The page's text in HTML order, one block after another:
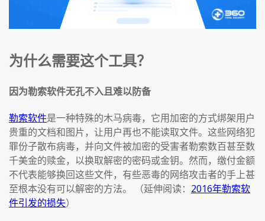
为什么需要这个工具？
因为勒索软件无孔不入且难以防备
勒索软件是一种特殊的木马病毒，它用加密的方式绑架用户
贵重的文档和图片，让用户再也不能读取文件。这些网络犯
罪份子散布病毒，并向文件被加密的受害者勒索数百甚至数
千美金的赎金，以换取解密的密码或金钥。然而，缴付金额
不代表能够换回这些文件，有些恶毒的网络攻击者的手上甚
至根本没有可以解密的方法。 （延伸阅读： 2016年勒索软
件引发的损失）